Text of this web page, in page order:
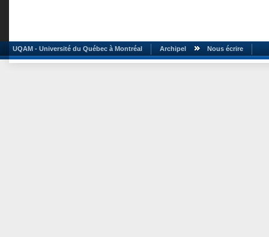
UQAM - Université du Québec à Montréal Archipel Nous écrire